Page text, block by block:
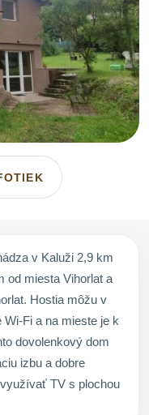
v Kaluži 2,9 km
od miesta Vihorlat a
Hostia môžu v
Fi a na mieste je k
dovolenkový dom
izbu a dobre
TV s plochou